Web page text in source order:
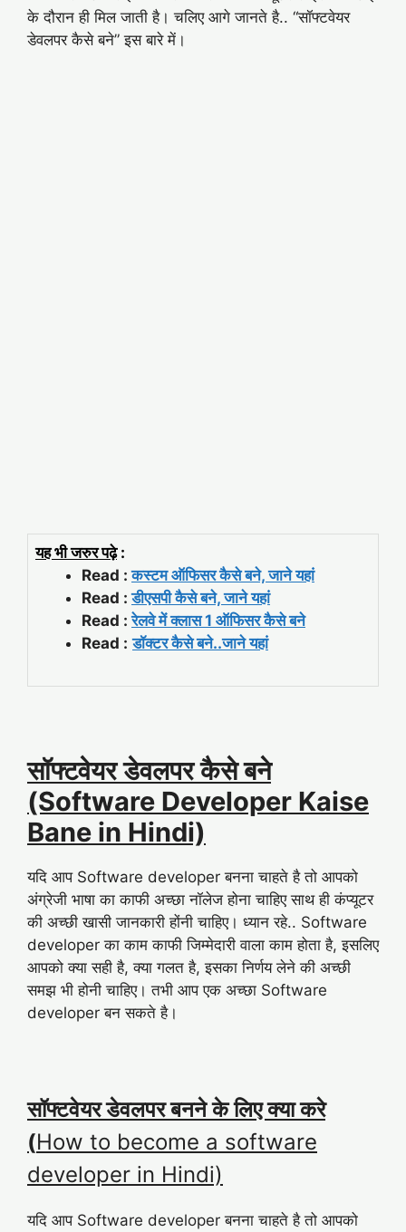
के दौरान ही मिल जाती है। चलिए आगे जानते है.. “सॉफ्टवेयर
डेवलपर कैसे बने” इस बारे में।
यह भी जरुर पढ़े:
Read :कस्टम ऑफिसर कैसे बने, जाने यहां
Read :डीएसपी कैसे बने, जाने यहां
Read :रेलवे में क्लास 1 ऑफिसर कैसे बने
Read : डॉक्टर कैसे बने..जाने यहां
सॉफ्टवेयर डेवलपर कैसे बने
(Software Developer Kaise
Bane in Hindi)
यदि आप Software developer बनना चाहते है तो आपको
अंग्रेजी भाषा का काफी अच्छा नॉलेज होना चाहिए साथ ही कंप्यूटर
की अच्छी खासी जानकारी होंनी चाहिए। ध्यान रहे.. Software
developer का काम काफी जिम्मेदारी वाला काम होता है, इसलिए
आपको क्या सही है, क्या गलत है, इसका निर्णय लेने की अच्छी
समझ भी होनी चाहिए। तभी आप एक अच्छा Software
developer बन सकते है।
सॉफ्टवेयर डेवलपर बनने के लिए क्या करे
(How to become a software
developer in Hindi)
यदि आप Software developer बनना चाहते है तो आपको